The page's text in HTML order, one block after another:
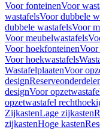
Voor fonteinenVoor
wastafelsVoor dubbele
dubbele wastafelsVoor
Voor meubelwastafels
Voor hoekfonteinenVoor
Voor hoekwastafels
WastafelplaatenVoor
design
designVoor
opzetwastafel
ZijkastenLage zijkasten
zijkastenHoge kasten